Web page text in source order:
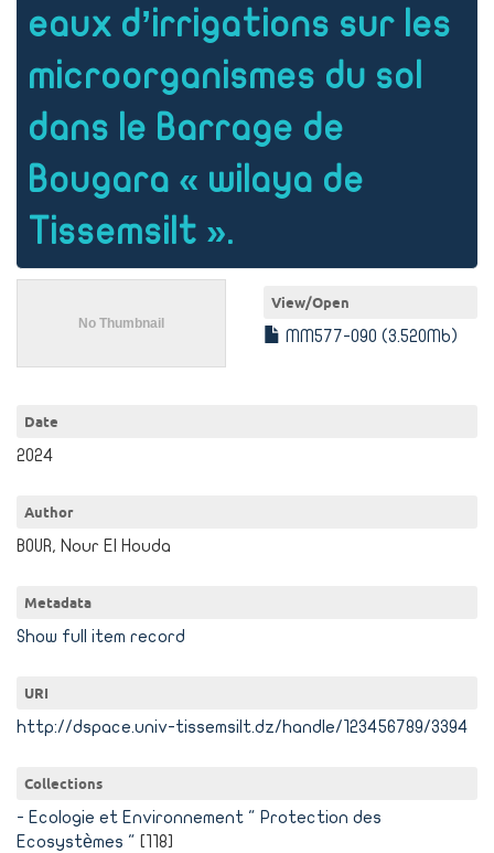
eaux d’irrigations sur les
microorganismes du sol
dans le Barrage de
Bougara « wilaya de
Tissemsilt ».
View/Open
MM577-090 (3.520Mb)
Date
2024
Author
BOUR, Nour El Houda
Metadata
Show full item record
URI
http://dspace.univ-tissemsilt.dz/handle/123456789/3394
Collections
- Ecologie et Environnement " Protection des
Ecosystèmes " [118]